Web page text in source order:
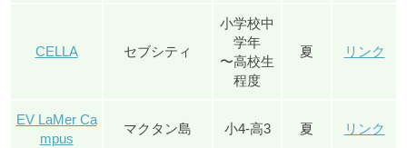
CELLA セブシティ
小学校中
学年
〜高校生
程度
夏 リンク
EV LaMer Ca
mpus
マクタン島 小4-高3 夏 リンク